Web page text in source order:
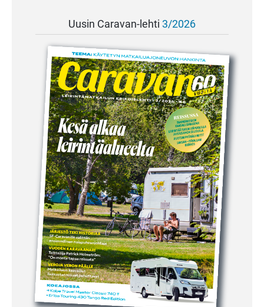
Uusin Caravan-lehti 3/2026